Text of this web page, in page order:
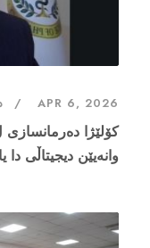
APR 6, 2026
کۆلێژا
وانەیێن دیجیتاڵى دا